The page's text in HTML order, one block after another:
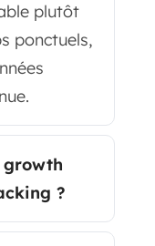
plutôt
ponctuels,
?